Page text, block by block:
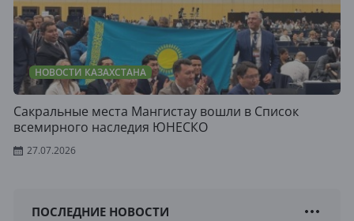
НОВОСТИ КАЗАХСТАНА
Сакральные места Мангистау вошли в Список
всемирного наследия ЮНЕСКО
27.07.2026
ПОСЛЕДНИЕ НОВОСТИ